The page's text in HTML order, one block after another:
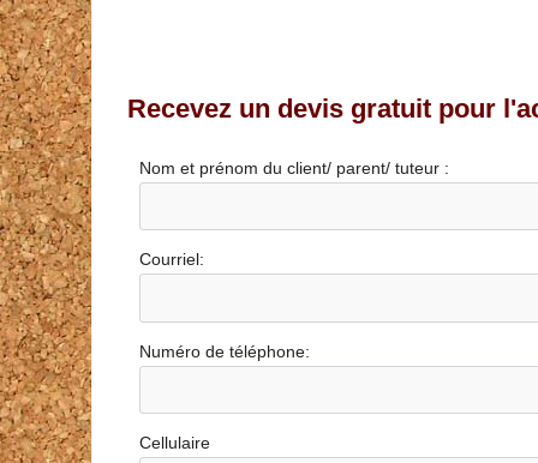
Recevez un devis gratuit pour
Nom et prénom du client/ parent/ tuteur :
Courriel:
Numéro de téléphone:
Cellulaire